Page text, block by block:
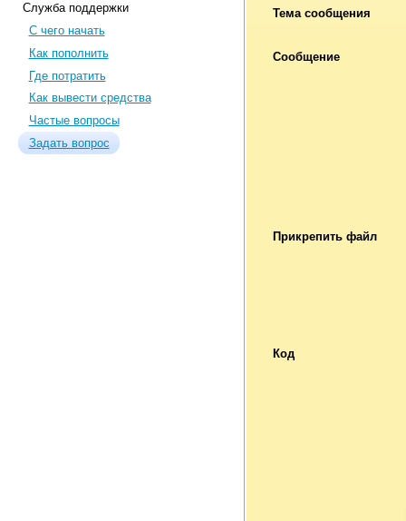
Служба поддержки
С чего начать
Как пополнить
Где потратить
Как вывести средства
Частые вопросы
Задать вопрос
Тема сообщения
Сообщение
Прикрепить файл
Код